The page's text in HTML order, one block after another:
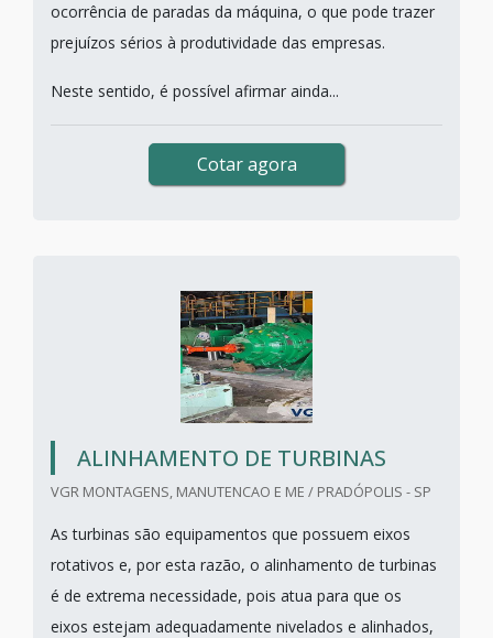
ocorrência de paradas da máquina, o que pode trazer
prejuízos sérios à produtividade das empresas.
Neste sentido, é possível afirmar ainda...
Cotar agora
ALINHAMENTO DE TURBINAS
VGR MONTAGENS, MANUTENCAO E ME / PRADÓPOLIS - SP
As turbinas são equipamentos que possuem eixos
rotativos e, por esta razão, o alinhamento de turbinas
é de extrema necessidade, pois atua para que os
eixos estejam adequadamente nivelados e alinhados,